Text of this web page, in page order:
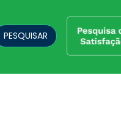
PESQUISAR